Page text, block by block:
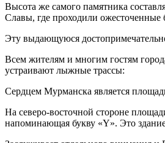
Высота же самого памятника
Славы, где проходили ожесточенные
Эту выдающуюся
Всем жителям и многим гостям
устраивают лыжные трассы:
Сердцем Мурманска является
На северо-восточной стороне
напоминающая букву «Y». Это